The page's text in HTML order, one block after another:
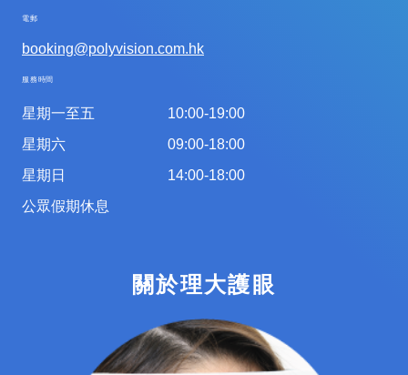
電郵
booking@polyvision.com.hk
服務時間
星期一至五
星期六
星期日
公眾假期休息
10:00-19:00
09:00-18:00
14:00-18:00
關於理大護眼